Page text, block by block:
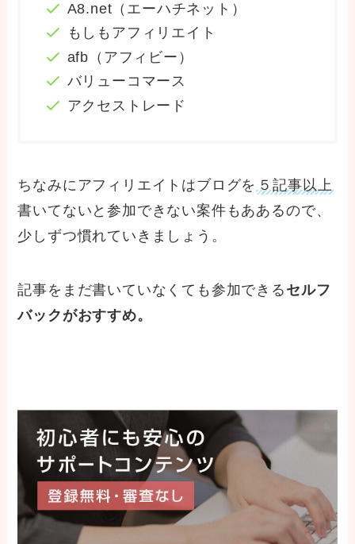
A8.net（エーハチネット）
もしもアフィリエイト
afb（アフィビー）
バリューコマース
アクセストレード
ちなみにアフィリエイトはブログを ５記事以上
書いてないと参加できない案件もああるので、
少しずつ慣れていきましょう。
記事をまだ書いていなくても参加できる セルフ
バックがおすすめ。